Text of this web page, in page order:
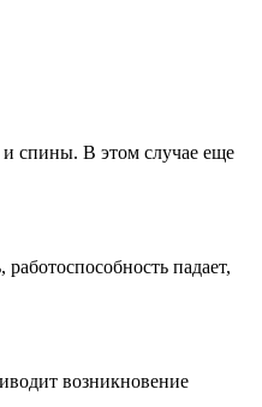
и спины. В этом случае еще
падает,
возникновение